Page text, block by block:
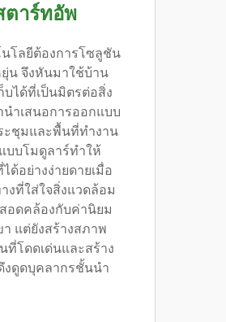
ตาร์ทอัพ
โลยีต้องการโซลูชัน
น จึงหันมาใช้บ้าน
บได้ที่เป็นมิตรต่อสิ่ง
นำเสนอการออกแบบ
ะชุมและพื้นที่ทำงาน
บโมดูลาร์ทำให้
ด้อย่างง่ายดายเมื่อ
งที่ใส่ใจสิ่งแวดล้อม
อดคล้องกับค่านิยม
แต่ยังสร้างสภาพ
ที่โดดเด่นและสร้าง
งดูดบุคลากรชั้นนำ